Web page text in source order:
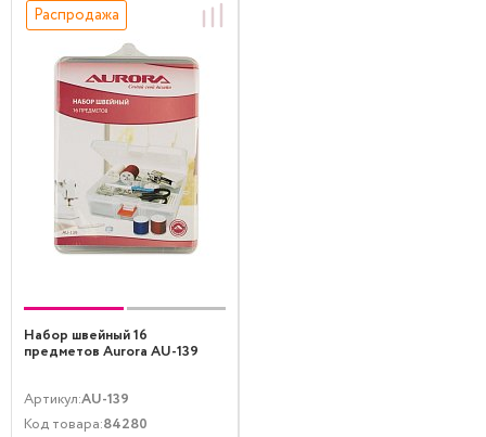
Распродажа
Набор швейный 16
предметов Aurora AU-139
Артикул:AU-139
Код товара:84280